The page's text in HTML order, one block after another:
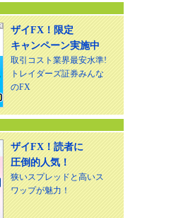
ザイFX！限定
キャンペーン実施中
取引コスト業界最安水準!
トレイダーズ証券みんな
のFX
ザイFX！読者に
圧倒的人気！
狭いスプレッドと高いス
ワップが魅力！